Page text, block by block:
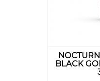
BLACK